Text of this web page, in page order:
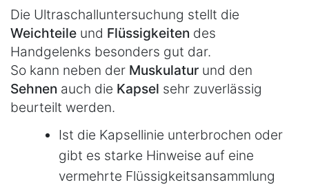
Die Ultraschalluntersuchung stellt die
Weichteile und Flüssigkeiten des
Handgelenks besonders gut dar.
So kann neben der Muskulatur und den
Sehnen auch die Kapsel sehr zuverlässig
beurteilt werden.
Ist die Kapsellinie unterbrochen oder
gibt es starke Hinweise auf eine
vermehrte Flüssigkeitsansammlung